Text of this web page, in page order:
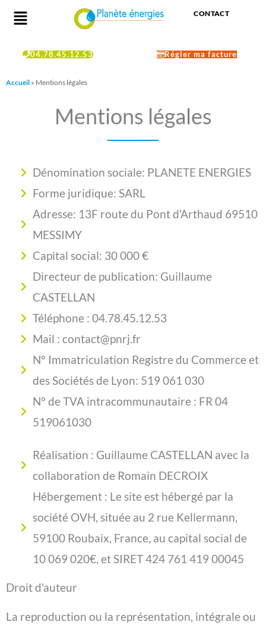
Aller
contenu
Menu CONTACT
04.78.45.12.53 Régler ma facture
Accueil » Mentions légales
Mentions légales
Dénomination sociale: PLANETE ENERGIES
Forme juridique: SARL
Adresse: 13F route du Pont d'Arthaud 69510
MESSIMY
Capital social: 30 000 €
Directeur de publication: Guillaume
CASTELLAN
Téléphone : 04.78.45.12.53
Mail : contact@pnrj.fr
N° Immatriculation Registre du Commerce et
des Sociétés de Lyon: 519 061 030
N° de TVA intracommunautaire : FR 04
519061030
Réalisation : Guillaume CASTELLAN avec la
collaboration de Romain DECROIX
Hébergement : Le site est hébergé par la
société OVH, située au 2 rue Kellermann,
59100 Roubaix, France, au capital social de
10 069 020€, et SIRET 424 761 419 00045
Droit d'auteur
La reproduction ou la représentation, intégrale ou